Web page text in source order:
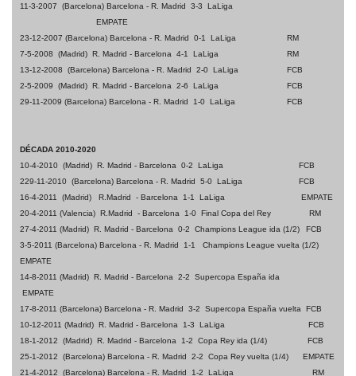
11-3-2007 (Barcelona) Barcelona - R. Madrid 3-3 LaLiga
EMPATE
23-12-2007 (Barcelona) Barcelona - R. Madrid 0-1 LaLiga
RM
7-5-2008 (Madrid) R. Madrid - Barcelona 4-1 LaLiga
RM
13-12-2008 (Barcelona) Barcelona - R. Madrid 2-0 LaLiga
FCB
2-5-2009 (Madrid) R. Madrid - Barcelona 2-6 LaLiga
FCB
29-11-2009 (Barcelona) Barcelona - R. Madrid 1-0 LaLiga
FCB
DÉCADA 2010-2020
10-4-2010 (Madrid) R. Madrid - Barcelona 0-2 LaLiga
FCB
229-11-2010 (Barcelona) Barcelona - R. Madrid 5-0 LaLiga
FCB
16-4-2011 (Madrid) R.Madrid - Barcelona 1-1 LaLiga
EMPATE
20-4-2011 (Valencia) R.Madrid - Barcelona 1-0 Final Copa del Rey RM
27-4-2011 (Madrid) R. Madrid - Barcelona 0-2 Champions League ida (1/2)
FCB
3-5-2011 (Barcelona) Barcelona - R. Madrid 1-1 Champions League vuelta (1/2)
EMPATE
14-8-2011 (Madrid) R. Madrid - Barcelona 2-2 Supercopa España ida
EMPATE
17-8-2011 (Barcelona) Barcelona - R. Madrid 3-2 Supercopa España vuelta
FCB
10-12-2011 (Madrid) R. Madrid - Barcelona 1-3 LaLiga FCB
18-1-2012 (Madrid) R. Madrid - Barcelona 1-2 Copa Rey ida (1/4) FCB
25-1-2012 (Barcelona) Barcelona - R. Madrid 2-2 Copa Rey vuelta (1/4) EMPATE
21-4-2012 (Barcelona) Barcelona - R. Madrid 1-2 LaLiga RM